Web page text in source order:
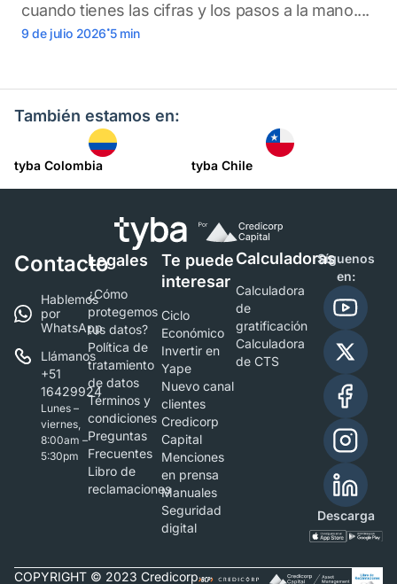
cuando tienes las cifras y los pasos a la mano....
9 de julio 2026.5 min
También estamos en:
tyba Colombia tyba Chile
Contacto
Hablemos
por
WhatsApp
Llámanos
+51
16429924
Lunes –
viernes,
8:00am –
5:30pm
Legales
¿Cómo
protegemos
tus datos?
Política de
tratamiento
de datos
Términos y
condiciones
Preguntas
Frecuentes
Libro de
reclamaciones
Te puede
interesar
Ciclo
Económico
Invertir en
Yape
Nuevo canal
clientes
Credicorp
Capital
Menciones
en prensa
Manuales
Seguridad
digital
Calculadoras
Calculadora
de
gratificación
Calculadora
de CTS
Síguenos
en:
Descarga
COPYRIGHT © 2023 Credicorp